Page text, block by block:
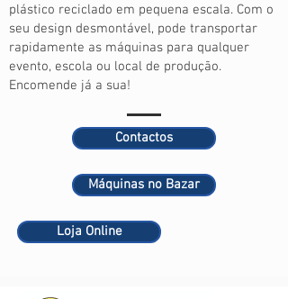
plástico reciclado em pequena escala. Com o
seu design desmontável, pode transportar
rapidamente as máquinas para qualquer
evento, escola ou local de produção.
Encomende já a sua!
Contactos
Máquinas no Bazar
Loja Online